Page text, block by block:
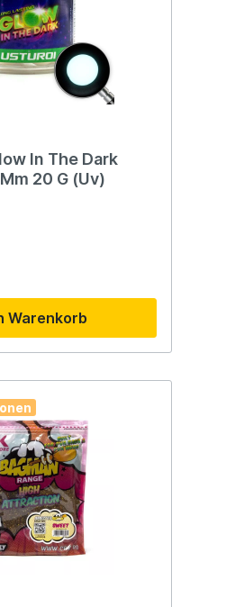
In The Dark
20 G (Uv)
Warenkorb